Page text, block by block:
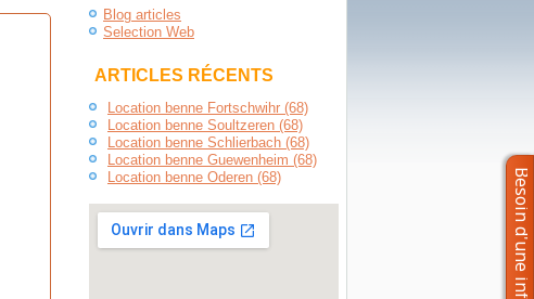
Blog articles
Selection Web
ARTICLES RÉCENTS
Location benne Fortschwihr (68)
Location benne Soultzeren (68)
Location benne Schlierbach (68)
Location benne Guewenheim (68)
Location benne Oderen (68)